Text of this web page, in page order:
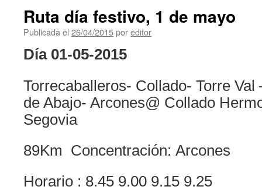
Ruta día festivo, 1 de mayo
Publicada el 26/04/2015poreditor
Día 01-05-2015
Torrecaballeros- Collado- Torre Val
de Abajo- Arcones@ Collado
Segovia
89Km Concentración: Arcones
Horario : 8.45 9.00 9.15 9.25